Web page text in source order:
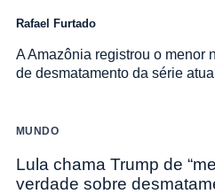
Rafael Furtado
A Amazônia registrou o menor
de desmatamento da série
MUNDO
Lula chama Trump de
verdade sobre